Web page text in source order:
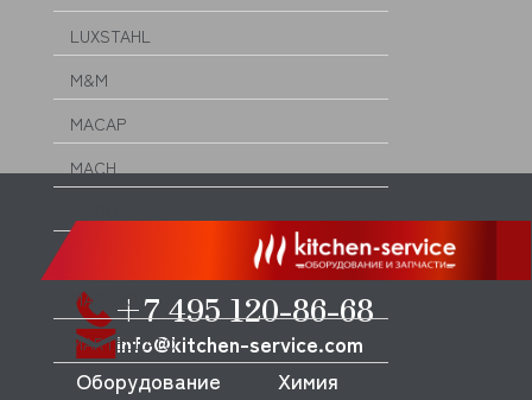
LUXSTAHL
M&M
MACAP
MACH
MARENO
MARTELLATO
MAS
+7 495 120-86-68
info@kitchen-service.com
Оборудование
Химия